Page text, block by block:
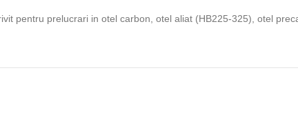
pentru prelucrari in otel carbon, otel aliat (HB225-325), otel